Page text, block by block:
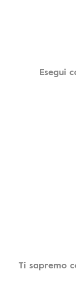
Esegui
Ti sapremo